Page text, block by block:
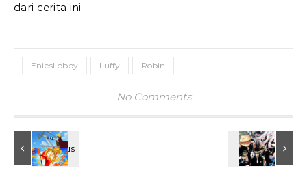
dari cerita ini
EniesLobby Luffy Robin
No Comments